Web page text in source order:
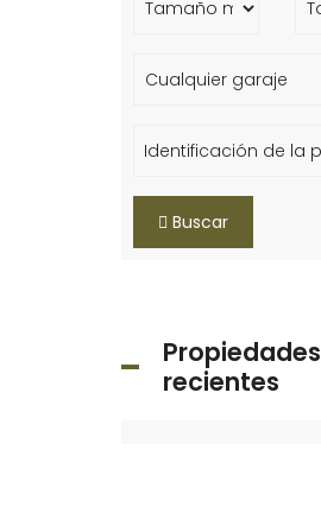
Buscar
Propiedades
recientes